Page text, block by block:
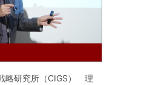
略研究所（CIGS） 理